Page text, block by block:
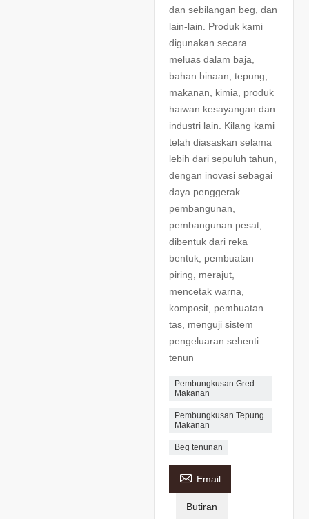
dan sebilangan beg, dan
lain-lain. Produk kami
digunakan secara
meluas dalam baja,
bahan binaan, tepung,
makanan, kimia, produk
haiwan kesayangan dan
industri lain. Kilang kami
telah diasaskan selama
lebih dari sepuluh tahun,
dengan inovasi sebagai
daya penggerak
pembangunan,
pembangunan pesat,
dibentuk dari reka
bentuk, pembuatan
piring, merajut,
mencetak warna,
komposit, pembuatan
tas, menguji sistem
pengeluaran sehenti
tenun
Pembungkusan Gred
Makanan
Pembungkusan Tepung
Makanan
Beg tenunan
 Email
Butiran